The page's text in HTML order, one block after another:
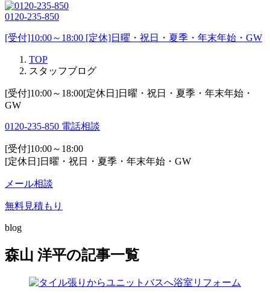
0120-235-850
[受付]10:00～18:00 [定休]日曜・祝日・夏季・年末年始・GW
TOP
スタッフブログ
[受付]10:00～18:00[定休日]日曜・祝日・夏季・年末年始・
GW
0120-235-850 電話相談
[受付]10:00～18:00
[定休日]日曜・祝日・夏季・年末年始・GW
メール相談
無料見積もり
blog
森山 洋平の記事一覧